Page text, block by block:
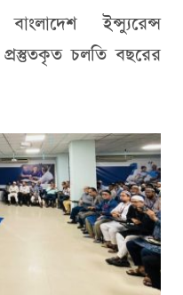
ইন্স্যুরেন্স
চলতি বছরের